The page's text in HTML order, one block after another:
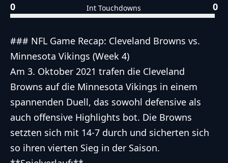
0 Int Touchdowns 0
### NFL Game Recap: Cleveland Browns vs.
Minnesota Vikings (Week 4)
Am 3. Oktober 2021 trafen die Cleveland
Browns auf die Minnesota Vikings in einem
spannenden Duell, das sowohl defensive als
auch offensive Highlights bot. Die Browns
setzten sich mit 14-7 durch und sicherten sich
so ihren vierten Sieg in der Saison.